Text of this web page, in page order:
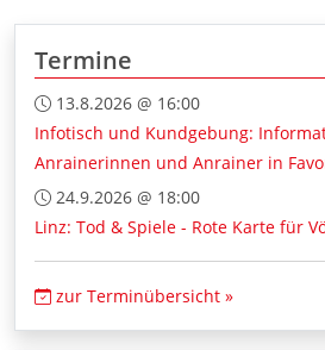
Termine
13.8.2026 @ 16:00
Infotisch und Kundgebung:
Anrainerinnen und Anrainer in
24.9.2026 @ 18:00
Linz: Tod & Spiele - Rote Karte für
zur Terminübersicht »